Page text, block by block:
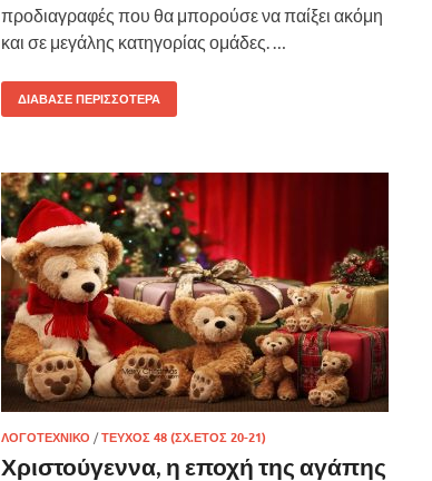
προδιαγραφές που θα μπορούσε να παίξει ακόμη
και σε μεγάλης κατηγορίας ομάδες. …
ΔΙΆΒΑΣΕ ΠΕΡΙΣΣΌΤΕΡΑ
ΛΟΓΟΤΕΧΝΙΚΌ /ΤΕΎΧΟΣ 48 (ΣΧ.ΈΤΟΣ 20-21)
Χριστούγεννα, η εποχή της αγάπης